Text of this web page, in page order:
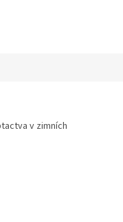
v zimních